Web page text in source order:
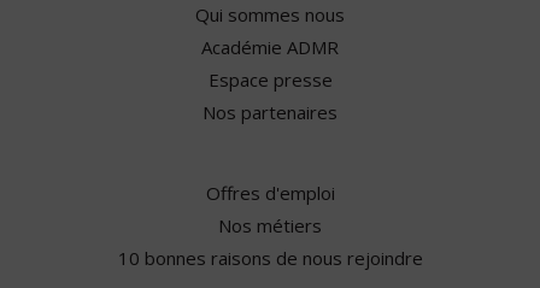
Qui sommes nous
Académie ADMR
Espace presse
Nos partenaires
Offres d'emploi
Nos métiers
10 bonnes raisons de nous rejoindre